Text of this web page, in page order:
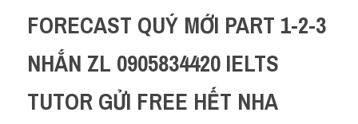
FORECAST QUÝ MỚI PART 1-2-3
NHẮN ZL 0905834420 IELTS
TUTOR GỬI FREE HẾT NHA